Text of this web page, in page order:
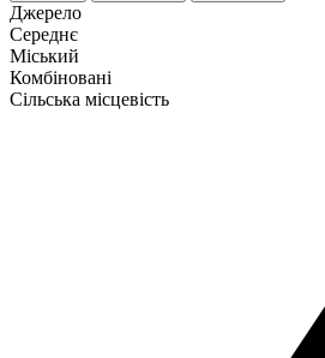
Джерело
Середнє
Міський
Комбіновані
Сільська місцевість